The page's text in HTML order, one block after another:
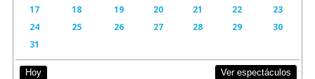
17
18 19 20 21 22
23
24
25 26 27 28 29
30
31
Hoy Ver espectáculos